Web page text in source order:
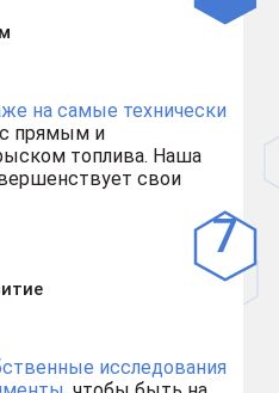
на самые технически
с прямым и
топлива. Наша
свои
исследования